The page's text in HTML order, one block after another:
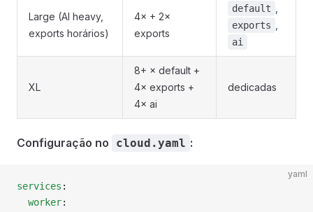
Large (AI heavy,
exports horários)
4× + 2×
exports
default
exports
ai
XL
8+ × default +
4× exports +
4× ai
dedicadas
Configuração no cloud.yaml :
yaml
services :
  worker
: